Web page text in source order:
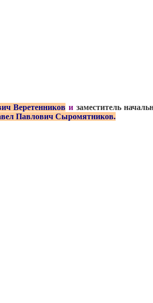
Веретенников и заместитель
Павлович Сыромятников.